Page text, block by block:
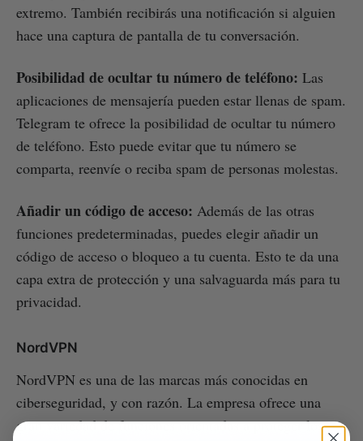
extremo. También recibirás una notificación si alguien
hace una captura de pantalla de tu conversación.
Posibilidad de ocultar tu número de teléfono: Las
aplicaciones de mensajería pueden estar llenas de spam.
Telegram te ofrece la posibilidad de ocultar tu número
de teléfono. Esto puede evitar que tu número se
comparta, reenvíe o reciba spam de personas molestas.
Añadir un código de acceso: Además de las otras
funciones predeterminadas, puedes elegir añadir un
código de acceso o bloqueo a tu cuenta. Esto te da una
capa extra de protección y una salvaguarda más para tu
privacidad.
NordVPN
NordVPN es una de las marcas más conocidas en
ciberseguridad, y con razón. La empresa ofrece una
gran variedad de funciones orientadas a proteger los